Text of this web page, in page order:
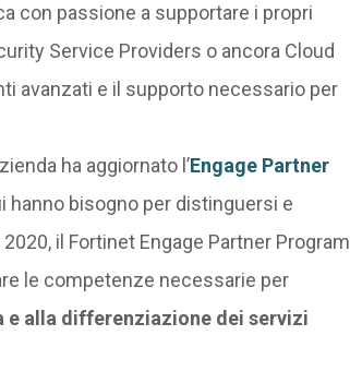
con passione a supportare i propri
Service Providers o ancora Cloud
avanzati e il supporto necessario per
ha aggiornato l’Engage Partner
hanno bisogno per distinguersi e
il Fortinet Engage Partner Program
le competenze necessarie per
e alla differenziazione dei servizi